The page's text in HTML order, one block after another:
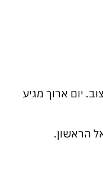
יום ארוך מגיע
הראשון.